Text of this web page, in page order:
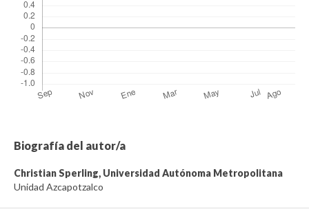
Biografía del autor/a
Christian Sperling, Universidad Autónoma Metropolitana
Unidad Azcapotzalco